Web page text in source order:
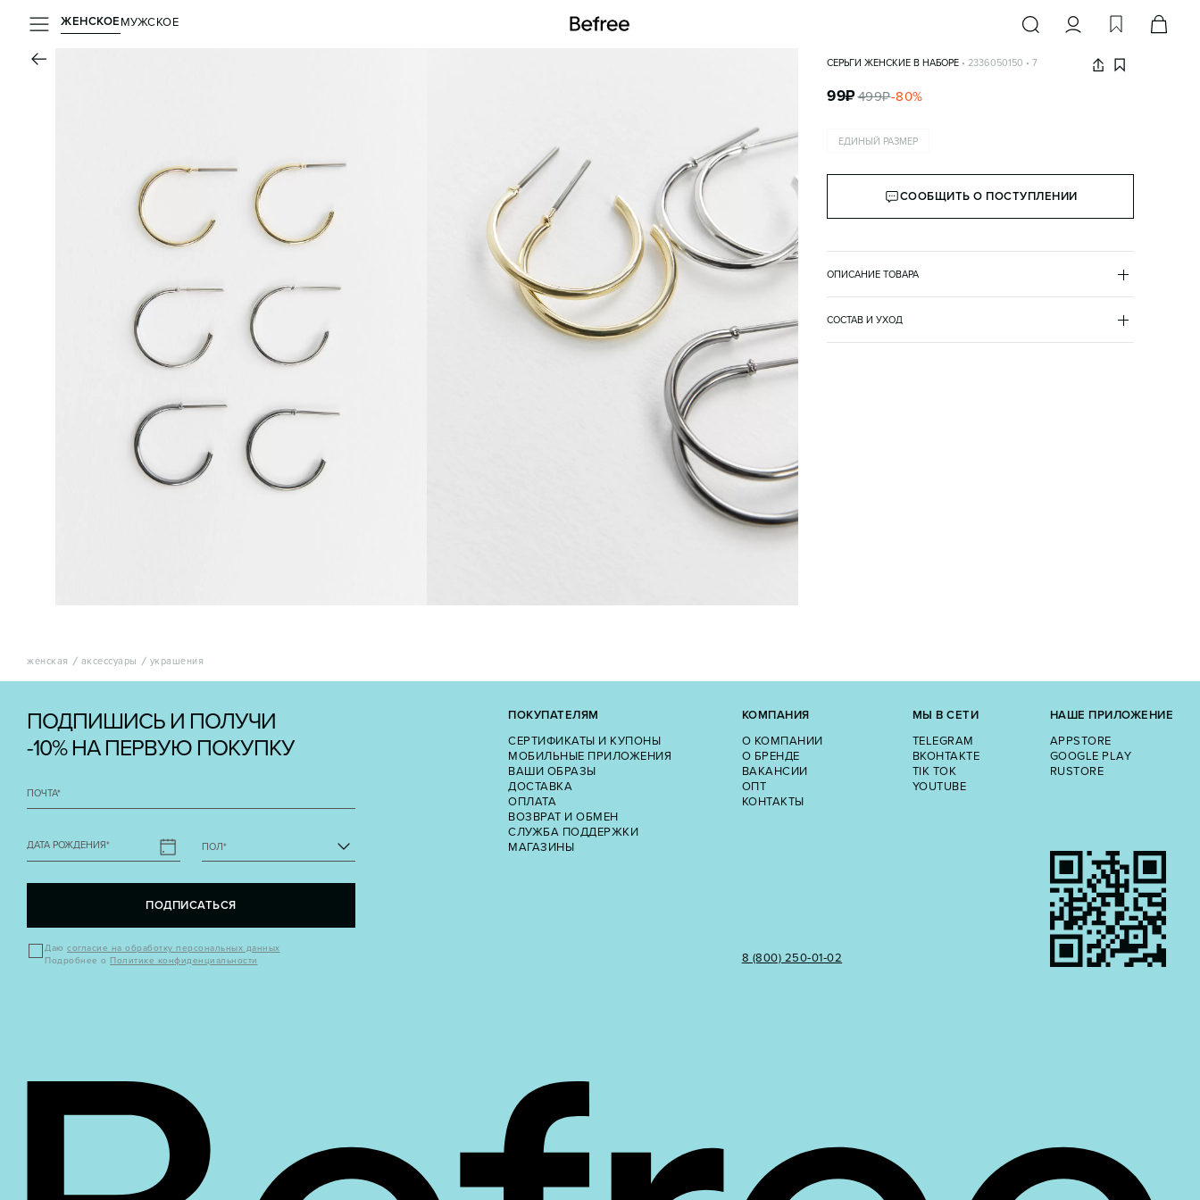
ЖЕНСКОЕМУЖСКОЕ
СЕРЬГИ ЖЕНСКИЕ В НАБОРЕ • 2336050150 • 7
99₽499₽-80%
СООБЩИТЬ О ПОСТУПЛЕНИИ
ЕДИНЫЙ РАЗМЕР
ОПИСАНИЕ ТОВАРА
СЕРЫЙ• 7
СОСТАВ И УХОД
женская аксессуары украшения
ПОДПИШИСЬ И ПОЛУЧИ
-10% НА ПЕРВУЮ ПОКУПКУ
ПОЧТА*
ДАТА РОЖДЕНИЯ* ПОЛ*
ПОДПИСАТЬСЯ
Даю согласие на обработку персональных данных
Подробнее о Политике конфиденциальности
ПОКУПАТЕЛЯМ
СЕРТИФИКАТЫ И КУПОНЫ
МОБИЛЬНЫЕ ПРИЛОЖЕНИЯ
ВАШИ ОБРАЗЫ
ДОСТАВКА
ОПЛАТА
ВОЗВРАТ И ОБМЕН
СЛУЖБА ПОДДЕРЖКИ
МАГАЗИНЫ
КОМПАНИЯ
О КОМПАНИИ
О БРЕНДЕ
ВАКАНСИИ
ОПТ
КОНТАКТЫ
8 (800) 250‑01‑02
МЫ В СЕТИ
TELEGRAM
ВКОНТАКТЕ
TIK TOK
YOUTUBE
НАШЕ ПРИЛОЖЕНИЕ
APPSTORE
GOOGLE PLAY
RUSTORE